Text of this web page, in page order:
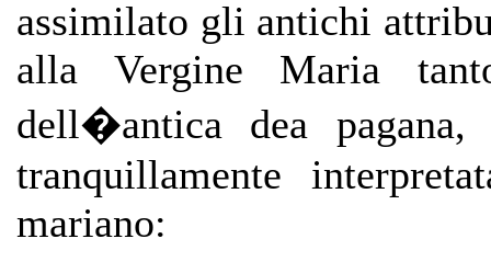
assimilato gli antichi
alla Vergine Maria
dell�antica dea
tranquillamente
mariano: